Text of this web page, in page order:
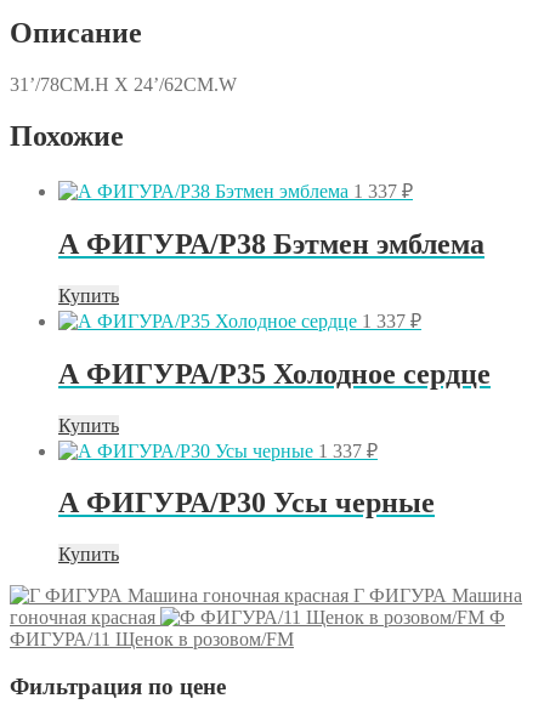
желтом/FM
Описание
31’/78CM.H X 24’/62CM.W
Похожие
1 337 ₽
А ФИГУРА/P38 Бэтмен эмблема
Купить
1 337 ₽
А ФИГУРА/P35 Холодное сердце
Купить
1 337 ₽
А ФИГУРА/P30 Усы черные
Купить
Г ФИГУРА Машина
гоночная красная
Ф
ФИГУРА/11 Щенок в розовом/FM
Фильтрация по цене